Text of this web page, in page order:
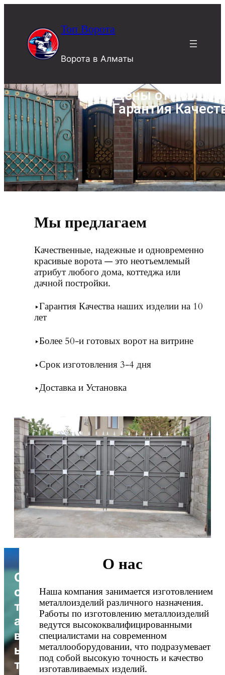
Топ Ворота
Ворота в Алматы
Цены от 160.000
Гарантия
Мы предлагаем
Качественные, надежные и одновременно
красивые ворота — это неотъемлемый
атрибут любого дома, коттеджа или
дачной постройки.
▶Гарантия Качества наших изделии на 10
лет
▶Более 50-и готовых ворот на витрине
▶Срок изготовления 3-4 дня
▶Доставка и Установка
О
с
т
а
в
ь
т
О нас
Наша компания занимается изготовлением
металлоизделий различного назначения.
Работы по изготовлению металлоизделий
ведутся высококвалифицированными
специалистами на современном
металлооборудовании, что подразумевает
под собой высокую точность и качество
изготавливаемых изделий.